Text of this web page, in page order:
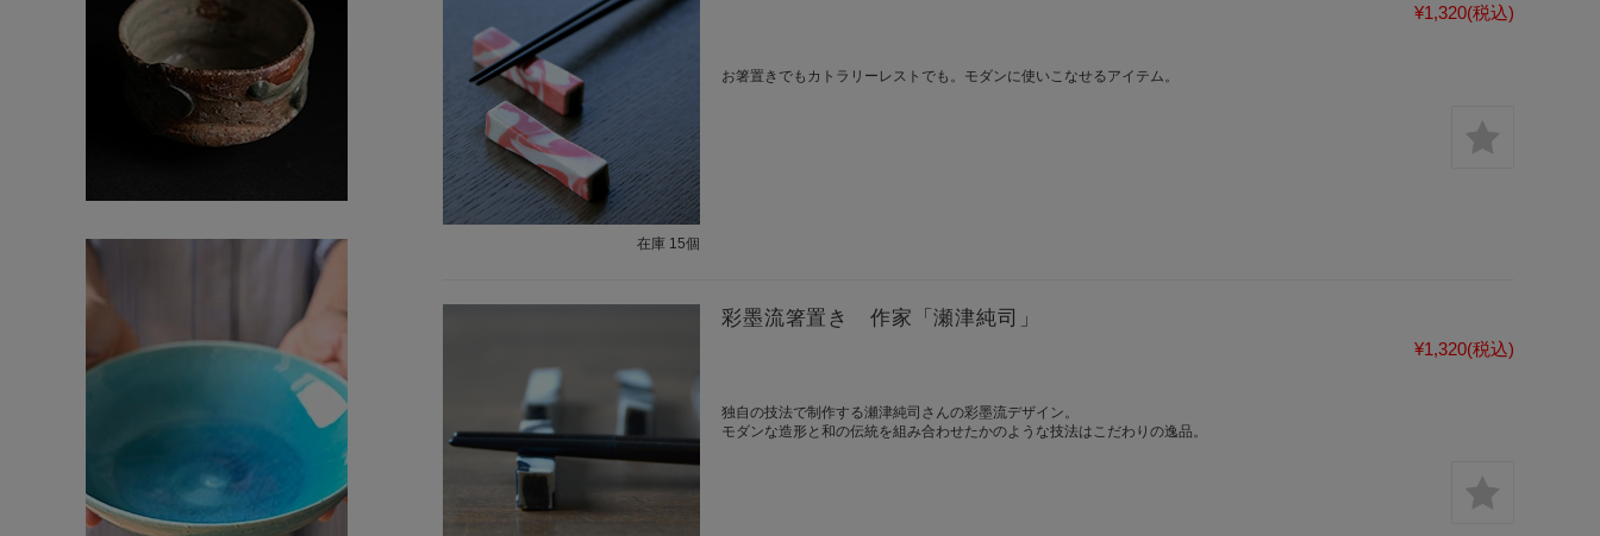
在庫 15個
¥1,320(税込)
お箸置きでもカトラリーレストでも。モダンに使いこなせるアイテム。
彩墨流箸置き 作家「瀬津純司」
¥1,320(税込)
独自の技法で制作する瀬津純司さんの彩墨流デザイン。
モダンな造形と和の伝統を組み合わせたかのような技法はこだわりの逸品。